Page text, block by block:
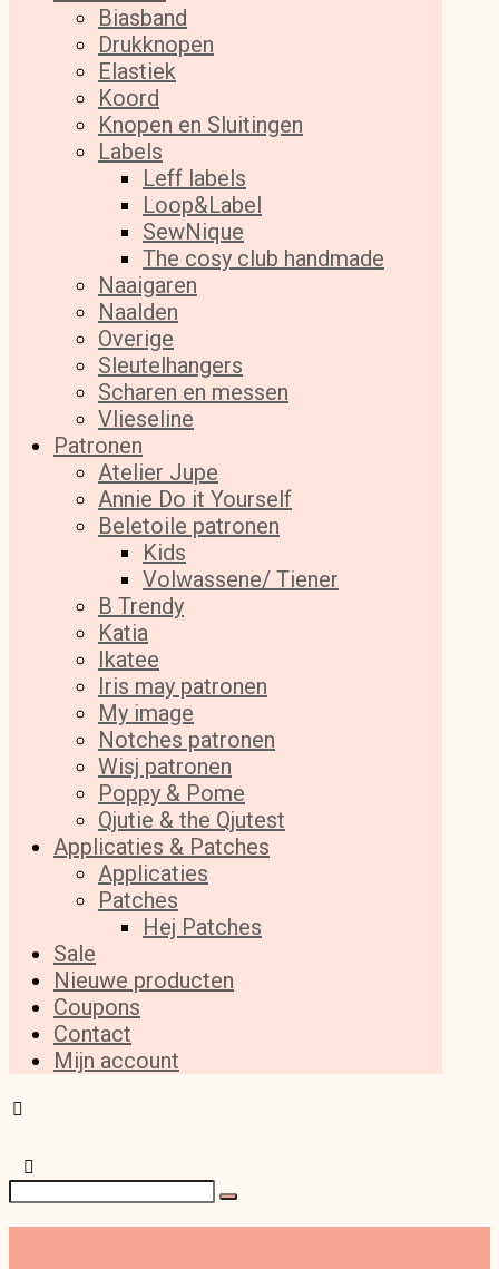
Biasband
Drukknopen
Elastiek
Koord
Knopen en Sluitingen
Labels
Leff labels
Loop&Label
SewNique
The cosy club handmade
Naaigaren
Naalden
Overige
Sleutelhangers
Scharen en messen
Vlieseline
Patronen
Atelier Jupe
Annie Do it Yourself
Beletoile patronen
Kids
Volwassene/ Tiener
B Trendy
Katia
Ikatee
Iris may patronen
My image
Notches patronen
Wisj patronen
Poppy & Pome
Qjutie & the Qjutest
Applicaties & Patches
Applicaties
Patches
Hej Patches
Sale
Nieuwe producten
Coupons
Contact
Mijn account